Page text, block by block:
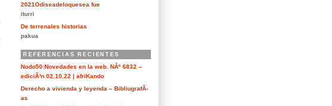
2021Odiseadeloquesea fue
iturri
De terrenales historias
pakua
REFERENCIAS RECIENTES
Nodo50:Novedades en la web. NÂº 6832 –
ediciÃ³n 02.10.22 | afriKando
Derecho a vivienda y leyenda – BibliugrafÃ­
as